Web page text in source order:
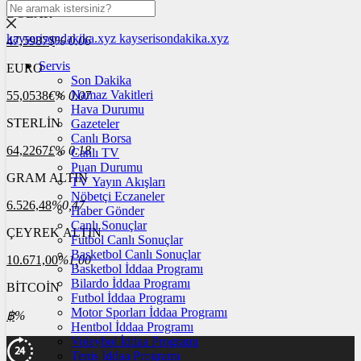
DOLAR
47,5987$% 0.06
EURO
55,0538€% 0.07
STERLİN
64,2267£% 0.18
GRAM ALTIN
6.526,48%0,47
ÇEYREK ALTIN
10.671,00%1,00
BİTCOİN
฿%
kayserisondakika.xyz kayserisondakika.xyz
Servis
Son Dakika
Namaz Vakitleri
Hava Durumu
Gazeteler
Canlı Borsa
Canlı TV
Puan Durumu
TV Yayın Akışları
Nöbetçi Eczaneler
Haber Gönder
Canlı Sonuçlar
Futbol Canlı Sonuçlar
Basketbol Canlı Sonuçlar
Basketbol İddaa Programı
Bilardo İddaa Programı
Futbol İddaa Programı
Motor Sporları İddaa Programı
Hentbol İddaa Programı
Voleybol İddaa Programı
Tenis İddaa Programı